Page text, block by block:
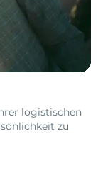
logistischen
zu